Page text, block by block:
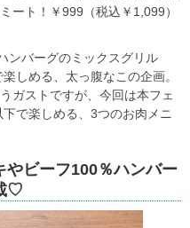
ート！￥999（税込￥1,099）
ンバーグのミックスグリル
しめる、太っ腹なこの企画。
ガストですが、今回は本フェ
で楽しめる、3つのお肉メニ
やビーフ100％ハンバー
♡